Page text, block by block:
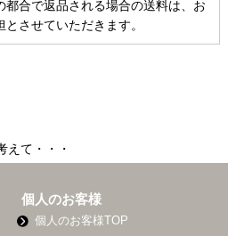
都合で返品される場合の送料は、お
とさせていただきます。
えて・・・
個人のお客様
個人のお客様TOP